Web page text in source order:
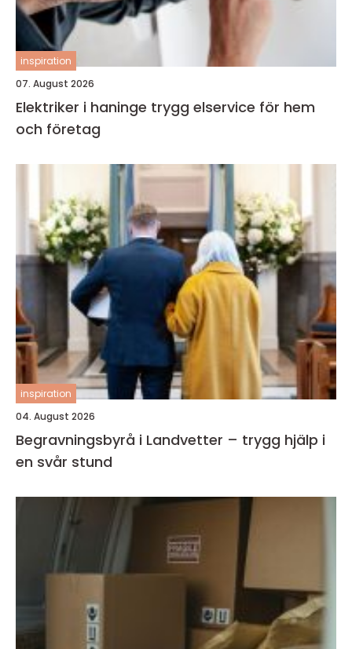
inspiration
07. August 2026
Elektriker i haninge trygg elservice för hem
och företag
inspiration
04. August 2026
Begravningsbyrå i Landvetter – trygg hjälp i
en svår stund